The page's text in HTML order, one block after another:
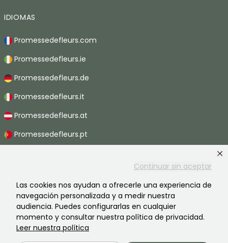
Continuar sin aceptar
Las cookies nos ayudan a ofrecerle una experiencia de
navegación personalizada y a medir nuestra
audiencia. Puedes configurarlas en cualquier
momento y consultar nuestra política de privacidad.
Leer nuestra política
IDIOMAS
Promessedefleurs.com
Promessedefleurs.ie
Promessedefleurs.de
Promessedefleurs.it
Promessedefleurs.at
Promessedefleurs.pt
Promessedefleurs.ch